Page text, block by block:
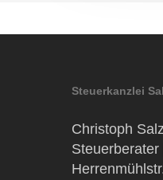
Steuerkanzlei
Christoph